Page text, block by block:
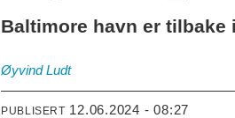
Baltimore havn er tilbake
Øyvind Ludt
PUBLISERT 12.06.2024 - 08:27